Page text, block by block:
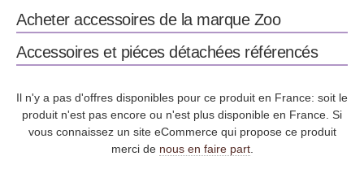
Acheter accessoires de la marque Zoo
Accessoires et piéces détachées référencés
Il n'y a pas d'offres disponibles pour ce produit en France: soit le
produit n'est pas encore ou n'est plus disponible en France. Si
vous connaissez un site eCommerce qui propose ce produit
merci de nous en faire part.